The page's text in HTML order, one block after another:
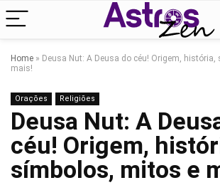
Home » Deusa Nut: A Deusa do céu! Origem,
mais!
Orações Religiões
Deusa Nut: A
céu! Origem,
símbolos, mitos e